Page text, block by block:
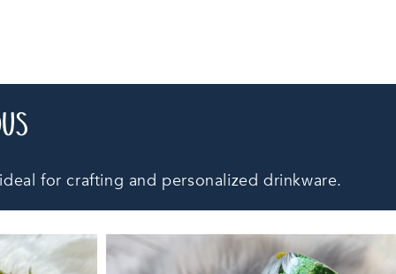
for crafting and personalized drinkware.